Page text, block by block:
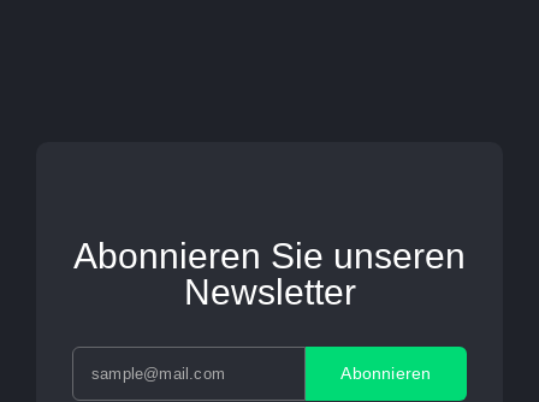
Abonnieren Sie unseren
Newsletter
Abonnieren